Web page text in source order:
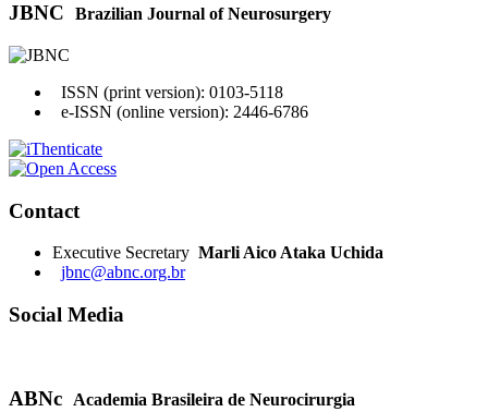
JBNC Brazilian Journal of Neurosurgery
ISSN (print version): 0103-5118
e-ISSN (online version): 2446-6786
Contact
Executive Secretary Marli Aico Ataka Uchida
jbnc@abnc.org.br
Social Media
ABNc Academia Brasileira de Neurocirurgia